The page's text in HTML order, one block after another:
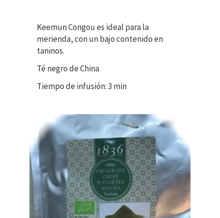
Keemun Congou es ideal para la
merienda, con un bajo contenido en
taninos.
Té negro de China
Tiempo de infusión: 3 min